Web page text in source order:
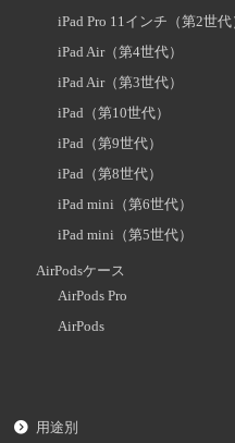
iPad Pro 11インチ（第2世代
iPad Air（第4世代）
iPad Air（第3世代）
iPad（第10世代）
iPad（第9世代）
iPad（第8世代）
iPad mini（第6世代）
iPad mini（第5世代）
AirPodsケース
AirPods Pro
AirPods
用途別